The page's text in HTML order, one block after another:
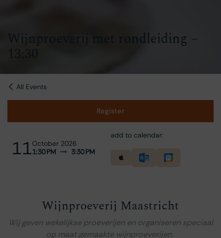
Wijnproeverij met rondleiding –
13:30
All Events
Register
11October 2026
1:30 PM
3:30 PM
add to calendar:
Wijnproeverij Maastricht
Wij geven wekelijkse proeverijen en organiseren speciaal
op maat gemaakte wijnproeverijen.